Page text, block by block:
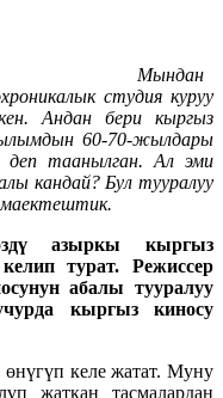
Мындан
студия куруу
Андан бери кыргыз
60-70-жылдары
таанылган. Ал эми
кандай? Бул тууралуу
азыркы кыргыз
турат. Режиссер
абалы тууралуу
кыргыз киносу
келе жатат. Муну
жаткан тасмалардан